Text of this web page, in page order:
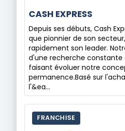
CASH EXPRESS
Depuis ses débuts, Cash
que pionnier de son
rapidement son leader.
d'une recherche constante
faisant évoluer notre
permanence.Basé sur
l'&ea…
FRANCHISE